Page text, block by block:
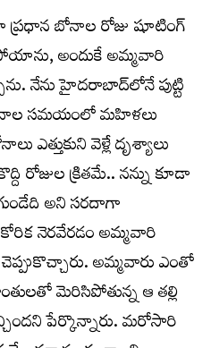
ప్రధాన బోనాల రోజు షూటింగ్
అందుకే అమ్మవారి
నేను హైదరాబాద్‌లోనే పుట్టి
సమయంలో మహిళలు
ఎత్తుకుని వెళ్లే దృశ్యాలు
రోజుల క్రితమే.. నన్ను కూడా
అని సరదాగా
నెరవేరడం అమ్మవారి
అమ్మవారు ఎంతో
మెరిసిపోతున్న ఆ తల్లి
పేర్కొన్నారు. మరోసారి